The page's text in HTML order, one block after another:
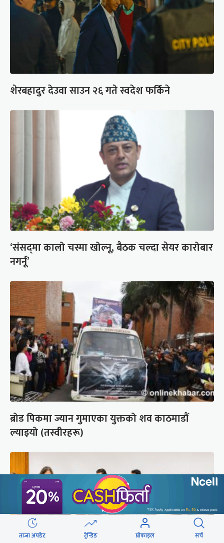
शेरबहादुर देउवा साउन २६ गते स्वदेश फर्किने
‘संसद्‍मा कालो चस्मा खोल्नू, बैठक चल्दा सेयर कारोबार
नगर्नू’
ब्रोड पिकमा ज्यान गुमाएका युक्तको शव काठमाडौं
ल्याइयो (तस्वीरहरू)
ताजा अपडेट ट्रेन्डिङ प्रोफाइल सर्च